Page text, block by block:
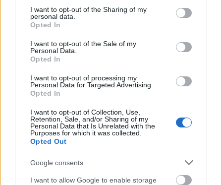
not limited to your visit or usage behaviour. You may click to
grant or deny consent to Google and its third-party tags to
use your data for below specified purposes in below Google
consent section.
I want to opt-out of the Sharing of my
personal data.
Opted In
I want to opt-out of the Sale of my
Personal Data.
Opted In
I want to opt-out of processing my
Personal Data for Targeted Advertising.
Opted In
I want to opt-out of Collection, Use,
Retention, Sale, and/or Sharing of my
Personal Data that Is Unrelated with the
Purposes for which it was collected.
Opted Out
Google consents
I want to allow Google to enable storage
a gépészmérnöki szakokhoz kapcsolódó
irányok képviselői jelentkezhetnek. Az
alapképzéssel, valamint a gépészmérnök
végzettséggel rendelkezőknek a
tématerületen eltöltött szakmai gyakorlatot
szükséges igazolniuk. A képzésre 2021
utolsó negyedévében lehet jelentkezni.
Országos hírek szakképzés